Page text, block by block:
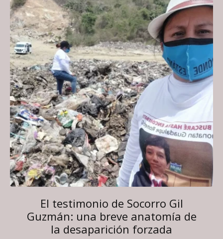
El testimonio de Socorro Gil
Guzmán: una breve anatomía de
la desaparición forzada